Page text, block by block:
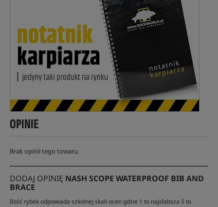
OPINIE
Brak opinii tego towaru.
DODAJ OPINIĘ NASH SCOPE WATERPROOF BIB AND
BRACE
Ilość rybek odpowiada szkolnej skali ocen gdzie 1 to najsłabsza 5 to